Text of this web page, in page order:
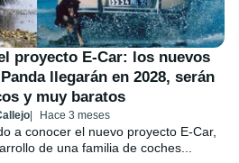
proyecto E-Car: los nuevos
llegarán en 2028, serán
y muy baratos
Hace 3 meses
a conocer el nuevo proyecto E-Car,
de una familia de coches...